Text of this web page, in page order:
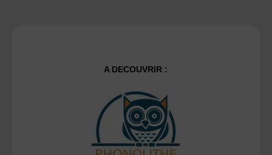
A DECOUVRIR :